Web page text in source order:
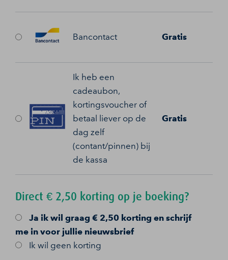
Bancontact Gratis
Ik heb een
cadeaubon,
kortingsvoucher of
betaal liever op de
dag zelf
(contant/pinnen) bij
de kassa
Gratis
Direct € 2,50 korting op je boeking?
Ja ik wil graag € 2,50 korting en schrijf
me in voor jullie nieuwsbrief
Ik wil geen korting